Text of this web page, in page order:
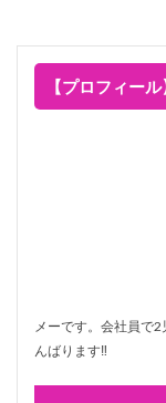
【プロフィール
メーです。会社員で
んばります‼